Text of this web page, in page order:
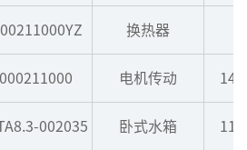
换热器
电机传动
002035 卧式水箱